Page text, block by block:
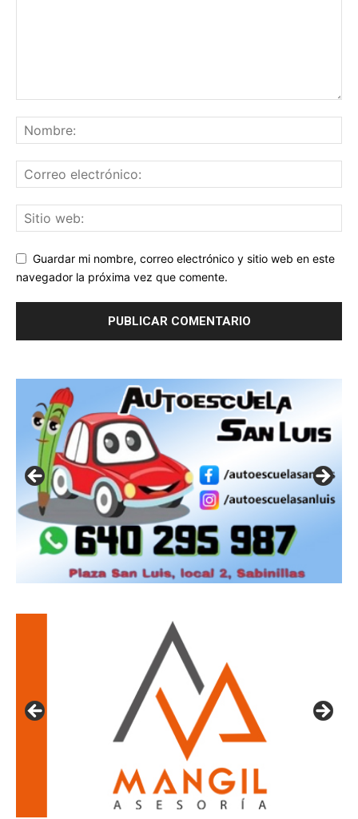
Guardar mi nombre, correo electrónico y sitio web en este
navegador la próxima vez que comente.